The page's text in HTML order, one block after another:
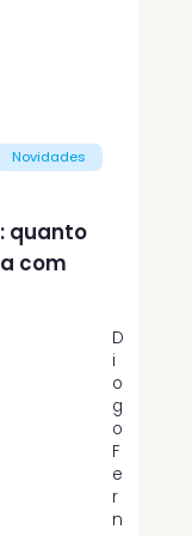
Novidades
quanto
com
D
i
o
g
o
F
e
r
n